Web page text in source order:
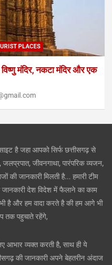
PLACES
मंदिर, नकटा मंदिर और एक
है जहा आपको सिर्फ छत्तीसगढ़ से
जीवनगाथा, पारंपरिक व्यजन,
की जानकारी मिलती है... हमारी टीम
जानकारी देश विदेश में फैलाने का काम
है और हम वादा करते है की हम आगे भी
तक पहुचाते रहेंगे,
व्यक्त करती है, साथ ही ये
की जानकारी अपने बेहतरीन अंदाज